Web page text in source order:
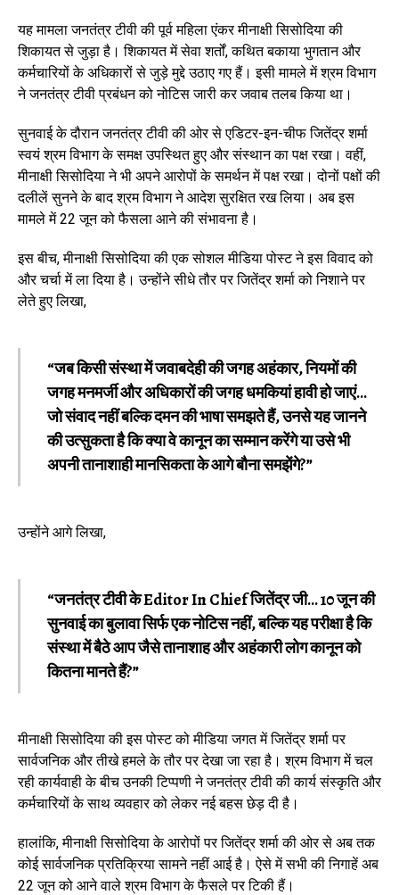
यह मामला जनतंत्र टीवी की पूर्व महिला एंकर मीनाक्षी सिसोदिया की
शिकायत से जुड़ा है। शिकायत में सेवा शर्तों, कथित बकाया भुगतान और
कर्मचारियों के अधिकारों से जुड़े मुद्दे उठाए गए हैं। इसी मामले में श्रम विभाग
ने जनतंत्र टीवी प्रबंधन को नोटिस जारी कर जवाब तलब किया था।
सुनवाई के दौरान जनतंत्र टीवी की ओर से एडिटर-इन-चीफ जितेंद्र शर्मा
स्वयं श्रम विभाग के समक्ष उपस्थित हुए और संस्थान का पक्ष रखा। वहीं,
मीनाक्षी सिसोदिया ने भी अपने आरोपों के समर्थन में पक्ष रखा। दोनों पक्षों की
दलीलें सुनने के बाद श्रम विभाग ने आदेश सुरक्षित रख लिया। अब इस
मामले में 22 जून को फैसला आने की संभावना है।
इस बीच, मीनाक्षी सिसोदिया की एक सोशल मीडिया पोस्ट ने इस विवाद को
और चर्चा में ला दिया है। उन्होंने सीधे तौर पर जितेंद्र शर्मा को निशाने पर
लेते हुए लिखा,
“जब किसी संस्था में जवाबदेही की जगह अहंकार, नियमों की
जगह मनमर्जी और अधिकारों की जगह धमकियां हावी हो जाएं…
जो संवाद नहीं बल्कि दमन की भाषा समझते हैं, उनसे यह जानने
की उत्सुकता है कि क्या वे कानून का सम्मान करेंगे या उसे भी
अपनी तानाशाही मानसिकता के आगे बौना समझेंगे?”
उन्होंने आगे लिखा,
“जनतंत्र टीवी के Editor In Chief जितेंद्र जी… 10 जून की
सुनवाई का बुलावा सिर्फ एक नोटिस नहीं, बल्कि यह परीक्षा है कि
संस्था में बैठे आप जैसे तानाशाह और अहंकारी लोग कानून को
कितना मानते हैं?”
मीनाक्षी सिसोदिया की इस पोस्ट को मीडिया जगत में जितेंद्र शर्मा पर
सार्वजनिक और तीखे हमले के तौर पर देखा जा रहा है। श्रम विभाग में चल
रही कार्यवाही के बीच उनकी टिप्पणी ने जनतंत्र टीवी की कार्य संस्कृति और
कर्मचारियों के साथ व्यवहार को लेकर नई बहस छेड़ दी है।
हालांकि, मीनाक्षी सिसोदिया के आरोपों पर जितेंद्र शर्मा की ओर से अब तक
कोई सार्वजनिक प्रतिक्रिया सामने नहीं आई है। ऐसे में सभी की निगाहें अब
22 जून को आने वाले श्रम विभाग के फैसले पर टिकी हैं।